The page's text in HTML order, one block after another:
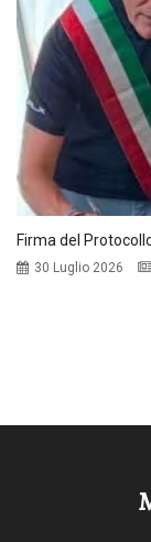
Firma del
30 Luglio 2026